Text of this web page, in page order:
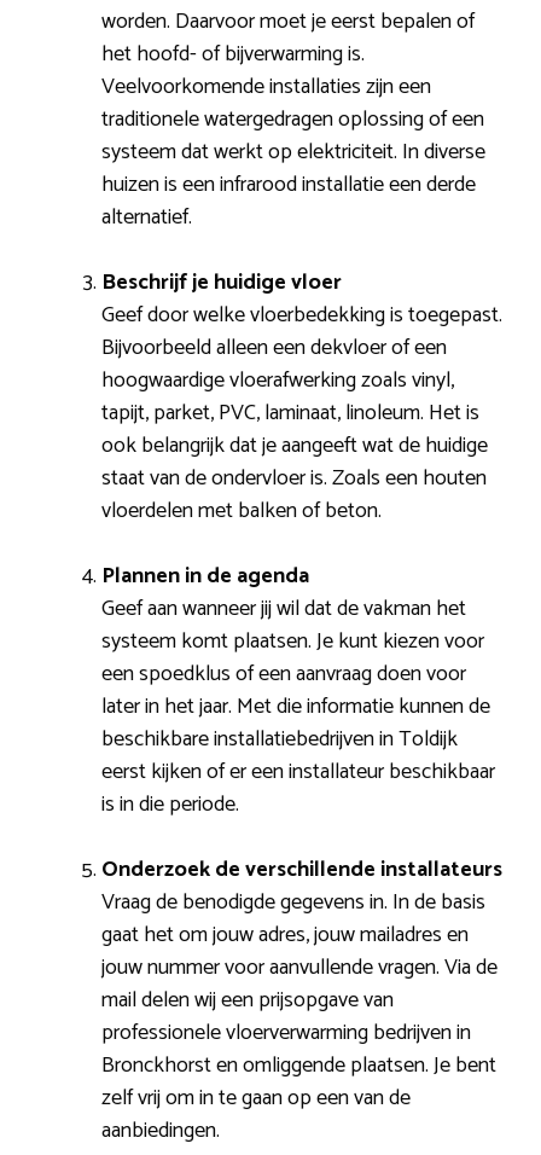
worden. Daarvoor moet je eerst bepalen of
het hoofd- of bijverwarming is.
Veelvoorkomende installaties zijn een
traditionele watergedragen oplossing of een
systeem dat werkt op elektriciteit. In diverse
huizen is een infrarood installatie een derde
alternatief.
Beschrijf je huidige vloer
Geef door welke vloerbedekking is toegepast.
Bijvoorbeeld alleen een dekvloer of een
hoogwaardige vloerafwerking zoals vinyl,
tapijt, parket, PVC, laminaat, linoleum. Het is
ook belangrijk dat je aangeeft wat de huidige
staat van de ondervloer is. Zoals een houten
vloerdelen met balken of beton.
Plannen in de agenda
Geef aan wanneer jij wil dat de vakman het
systeem komt plaatsen. Je kunt kiezen voor
een spoedklus of een aanvraag doen voor
later in het jaar. Met die informatie kunnen de
beschikbare installatiebedrijven in Toldijk
eerst kijken of er een installateur beschikbaar
is in die periode.
Onderzoek de verschillende installateurs
Vraag de benodigde gegevens in. In de basis
gaat het om jouw adres, jouw mailadres en
jouw nummer voor aanvullende vragen. Via de
mail delen wij een prijsopgave van
professionele vloerverwarming bedrijven in
Bronckhorst en omliggende plaatsen. Je bent
zelf vrij om in te gaan op een van de
aanbiedingen.